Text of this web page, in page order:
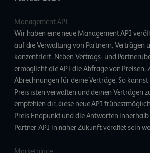
Management API
Wir haben eine neue Management API
auf die Verwaltung von Partnern, Verträgen
konzentriert. Neben Vertrags- und
ermöglicht die API die Abfrage von Preisen,
Abrechnungen für deine Verträge. So kannst
Preislisten verwalten und deinen Verträgen
empfehlen dir, diese neue API
Preis-Endpunkt und die Antworten innerhalb
Partner-API in naher Zukunft veraltet sein
Marketplace